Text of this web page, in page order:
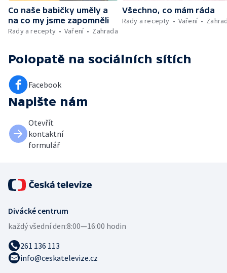
Co naše babičky uměly a
na co my jsme zapomněli
Rady a recepty
Vaření Zahrada
Všechno, co mám ráda
Rady a recepty
Vaření
Polopatě na sociálních sítích
Facebook
Napište nám
Otevřít
kontaktní
formulář
Divácké centrum
každý všední den:8:00—16:00 hodin
261 136 113
info@ceskatelevize.cz